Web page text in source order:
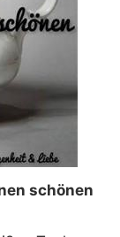
schönen